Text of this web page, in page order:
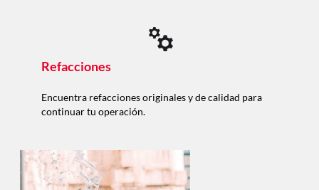
Refacciones
Encuentra refacciones originales y de calidad para
continuar tu operación.